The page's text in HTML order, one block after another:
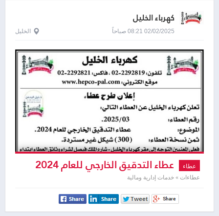
كهرباء الخليل
02/02/2025 08:21 صباحاً الخليل
عطاء عطاء التدقيق الخارجي للعام 2024
عطاءات » خدمات إدارية ومالية